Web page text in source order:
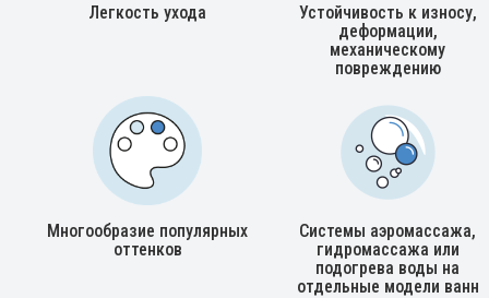
Легкость ухода
Устойчивость к износу,
деформации,
механическому
повреждению
Многообразие популярных
оттенков
Системы аэромассажа,
гидромассажа или
подогрева воды на
отдельные модели ванн